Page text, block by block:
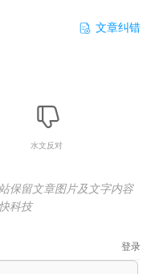
文章纠错
水文反对
保留文章图片及文字内容
科技
登录